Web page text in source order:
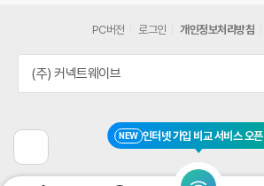
NEW 인터넷 가입 비교 서비스 오픈
전
페
PC버전 로그인 개인정보처리방침
(주) 커넥트웨이브